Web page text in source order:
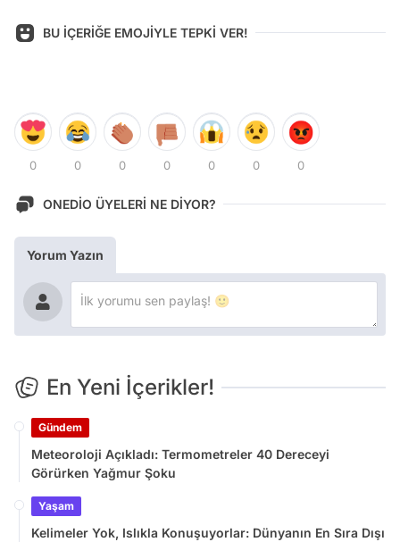
BU İÇERİĞE EMOJİYLE TEPKİ VER!
0 0 0 0 0 0 0
ONEDİO ÜYELERİ NE DİYOR?
Yorum Yazın
En Yeni İçerikler!
Gündem
Meteoroloji Açıkladı: Termometreler 40 Dereceyi
Görürken Yağmur Şoku
Yaşam
Kelimeler Yok, Islıkla Konuşuyorlar: Dünyanın En Sıra Dışı